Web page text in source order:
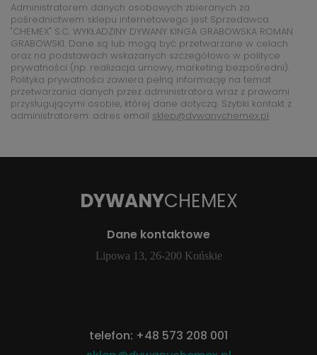
Administratorem danych osobowych zbieranych za
pośrednictwem sklepu internetowego jest Sprzedawca
"CHEMEX" S.C. WYKŁADZINY DYWANY KINGA GRABOWSKA ROMAN
GRABOWSKI. Dane są lub mogą być przetwarzane w celach
oraz na podstawach wskazanych szczegółowo w polityce
prywatności (np. realizacja umowy, marketing bezpośredni).
Polityka prywatności zawiera pełną informację na temat
przetwarzania danych przez administratora wraz z prawami
przysługującymi osobie, której dane dotyczą. Szybki kontakt z
administratorem: adres email sklep@dywanychemex.pl
DYWANYCHEMEX
Dane kontaktowe
Lipowa 13, 26-200 Końskie
telefon: +48 573 208 001